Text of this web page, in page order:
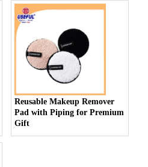
Reusable Makeup Remover
Pad with Piping for Premium
Gift